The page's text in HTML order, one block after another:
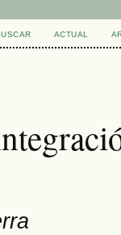
ACTUAL